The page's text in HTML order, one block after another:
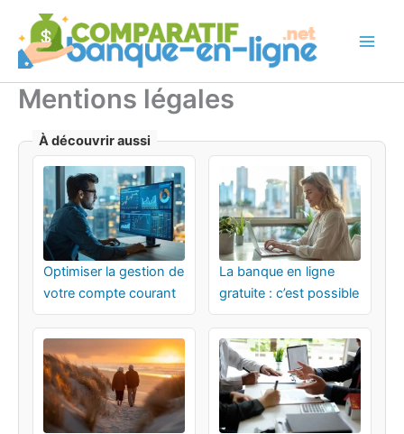
contenu
Mentions légales
Optimiser la gestion de
votre compte courant
La banque en ligne
gratuite : c’est possible